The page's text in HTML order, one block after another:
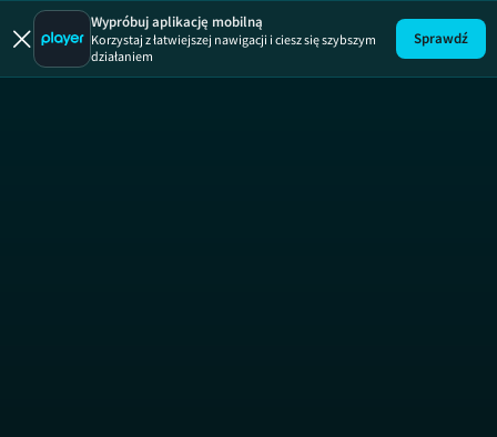
Złoto drwali
Wypróbuj aplikację mobilną
Korzystaj z łatwiejszej nawigacji i ciesz się szybszym
działaniem
Sprawdź